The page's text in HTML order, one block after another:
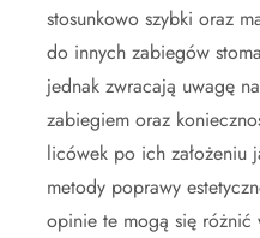
stosunkowo szybki oraz
do innych zabiegów
jednak zwracają uwagę
zabiegiem oraz
licówek po ich założeniu
metody poprawy
opinie te mogą się różnić